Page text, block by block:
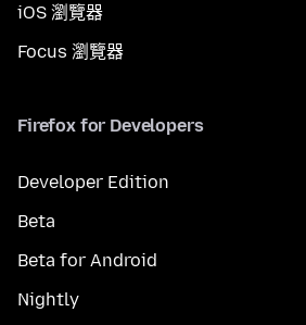
iOS 瀏覽器
Focus 瀏覽器
Firefox for Developers
Developer Edition
Beta
Beta for Android
Nightly